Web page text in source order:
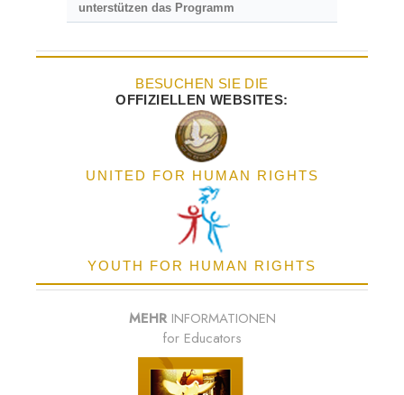
unterstützen das Programm
BESUCHEN SIE DIE
OFFIZIELLEN WEBSITES:
UNITED FOR HUMAN RIGHTS
YOUTH FOR HUMAN RIGHTS
MEHR INFORMATIONEN
for Educators